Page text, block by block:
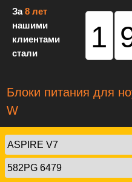
За8 лет
нашими
клиентами
стали
Блоки питания для
W